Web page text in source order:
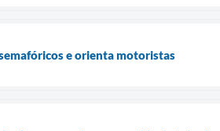
e orienta motoristas